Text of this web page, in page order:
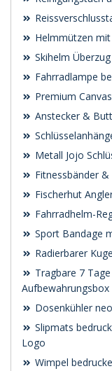
Helmmützen
Skihelm
Fahrradlampe
Premium
Anstecker &
Metall Jojo
Fitnessbänder
Fischerhut
Fahrradhelm-
Sport Bandage
Radierbarer
Tragbare 7
Aufbewahrungsbox
Dosenkühler
Slipmats
Logo
Wimpel